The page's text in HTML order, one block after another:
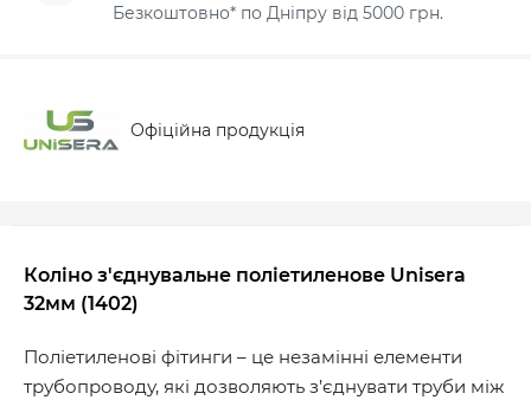
Безкоштовно* по Дніпру від 5000 грн.
Офіційна продукція
Коліно з'єднувальне поліетиленове Unisera
32мм (1402)
Поліетиленові фітинги – це незамінні елементи
трубопроводу, які дозволяють з’єднувати труби між